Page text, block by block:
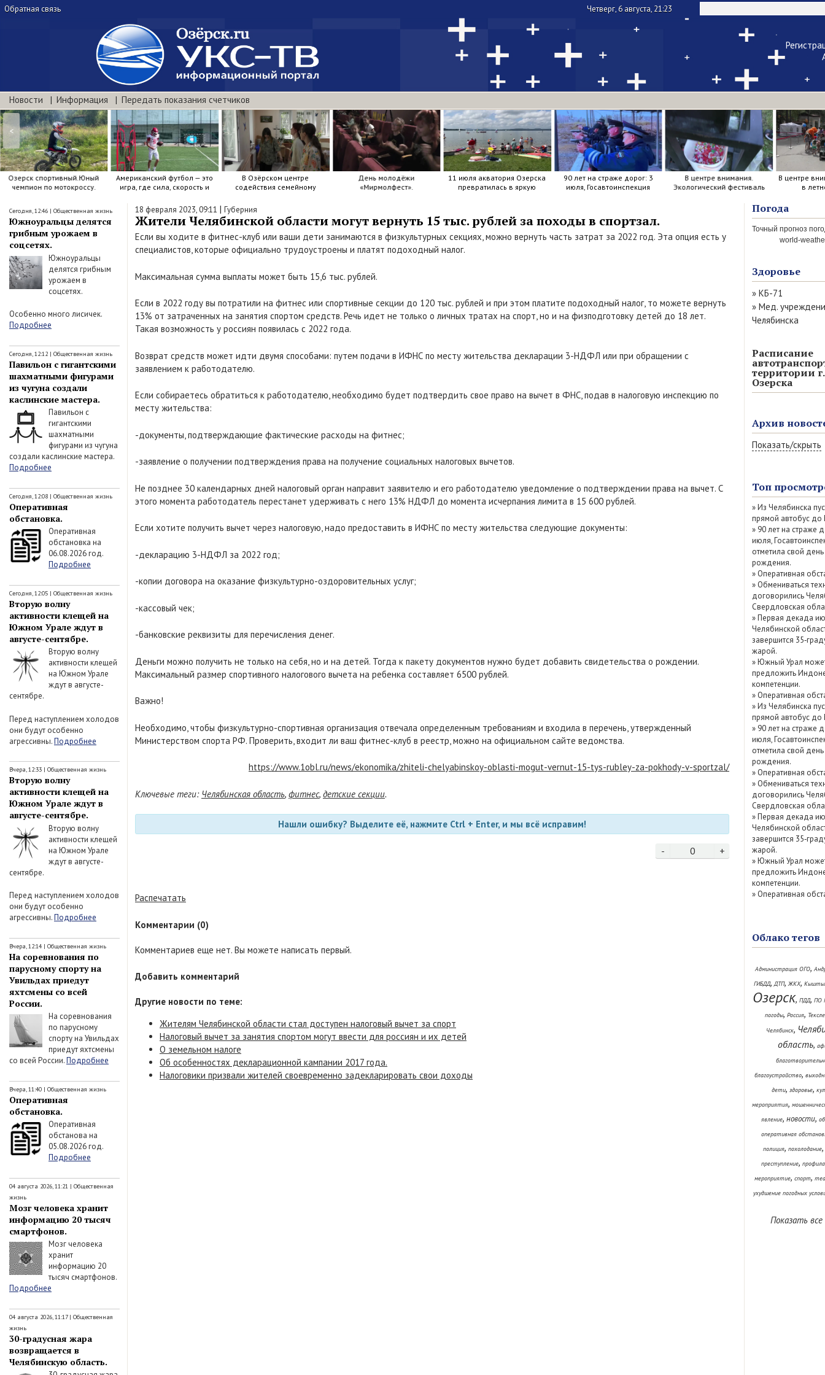
Обратная связь Четверг, 6 августа, 21:23
Чужой
Напомнить
Новости Информация Передать показания счетчиков
Озерск спортивный.Юный
чемпион по мотокроссу.
Американский футбол — это
игра, где сила, скорость и
В Озёрском центре
содействия семейному
День молодёжи
«Мирмолфест».
11 июля акватория Озерска
превратилась в яркую
90 лет на страже дорог: 3
июля, Госавтоинспекция
В центре внимания.
Экологический фестиваль
В центре
в
<
Сегодня, 12:46 | Общественная жизнь
Южноуральцы делятся
грибным урожаем в
соцсетях.
Южноуральцы
делятся грибным
урожаем в
соцсетях.
Особенно много лисичек.
Подробнее
Сегодня, 12:12 | Общественная жизнь
Павильон с гигантскими
шахматными фигурами
из чугуна создали
каслинские мастера.
Павильон с
гигантскими
шахматными
фигурами из чугуна
создали каслинские мастера.
Подробнее
Сегодня, 12:08 | Общественная жизнь
Оперативная
обстановка.
Оперативная
обстановка на
06.08.2026 год.
Подробнее
Сегодня, 12:05 | Общественная жизнь
Вторую волну
активности клещей на
Южном Урале ждут в
августе-сентябре.
Вторую волну
активности клещей
на Южном Урале
ждут в августе-
сентябре.
Перед наступлением холодов
они будут особенно
агрессивны.Подробнее
Вчера, 12:33 | Общественная жизнь
Вторую волну
активности клещей на
Южном Урале ждут в
августе-сентябре.
Вторую волну
активности клещей
на Южном Урале
ждут в августе-
сентябре.
Перед наступлением холодов
они будут особенно
агрессивны.Подробнее
Вчера, 12:14 | Общественная жизнь
На соревнования по
парусному спорту на
Увильдах приедут
яхтсмены со всей
России.
На соревнования
по парусному
спорту на Увильдах
приедут яхтсмены
со всей России.Подробнее
Вчера, 11:40 | Общественная жизнь
Оперативная
обстановка.
Оперативная
обстанова на
05.08.2026 год.
Подробнее
04 августа 2026, 11:21 | Общественная
жизнь
Мозг человека хранит
информацию 20 тысяч
смартфонов.
Мозг человека
хранит
информацию 20
тысяч смартфонов.
Подробнее
04 августа 2026, 11:17| Общественная
жизнь
30-градусная жара
возвращается в
Челябинскую область.
18 февраля 2023, 09:11 | Губерния
Жители Челябинской области могут вернуть 15 тыс. рублей за походы в спортзал.
Если вы ходите в фитнес-клуб или ваши дети занимаются в физкультурных секциях, можно вернуть часть затрат за 2022 год. Эта опция есть у
специалистов, которые официально трудоустроены и платят подоходный налог.
Максимальная сумма выплаты может быть 15,6 тыс. рублей.
Если в 2022 году вы потратили на фитнес или спортивные секции до 120 тыс. рублей и при этом платите подоходный налог, то можете вернуть
13% от затраченных на занятия спортом средств. Речь идет не только о личных тратах на спорт, но и на физподготовку детей до 18 лет.
Такая возможность у россиян появилась с 2022 года.
Возврат средств может идти двумя способами: путем подачи в ИФНС по месту жительства декларации 3-НДФЛ или при обращении с
заявлением к работодателю.
Если собираетесь обратиться к работодателю, необходимо будет подтвердить свое право на вычет в ФНС, подав в налоговую инспекцию по
месту жительства:
-документы, подтверждающие фактические расходы на фитнес;
-заявление о получении подтверждения права на получение социальных налоговых вычетов.
Не позднее 30 календарных дней налоговый орган направит заявителю и его работодателю уведомление о подтверждении права на вычет. С
этого момента работодатель перестанет удерживать с него 13% НДФЛ до момента исчерпания лимита в 15 600 рублей.
Если хотите получить вычет через налоговую, надо предоставить в ИФНС по месту жительства следующие документы:
-декларацию 3-НДФЛ за 2022 год;
-копии договора на оказание физкультурно-оздоровительных услуг;
-кассовый чек;
-банковские реквизиты для перечисления денег.
Деньги можно получить не только на себя, но и на детей. Тогда к пакету документов нужно будет добавить свидетельства о рождении.
Максимальный размер спортивного налогового вычета на ребенка составляет 6500 рублей.
Важно!
Необходимо, чтобы физкультурно-спортивная организация отвечала определенным требованиям и входила в перечень, утвержденный
Министерством спорта РФ. Проверить, входит ли ваш фитнес-клуб в реестр, можно на официальном сайте ведомства.
https://www.1obl.ru/news/ekonomika/zhiteli-chelyabinskoy-oblasti-mogut-vernut-15-tys-rubley-za-pokhody-v-sportzal/
Ключевые теги: Челябинская область, фитнес, детские секции.
Нашли ошибку? Выделите её, нажмите Ctrl + Enter, и мы всё исправим!
- 0 +
Распечатать
Комментарии (0)
Комментариев еще нет. Вы можете написать первый.
Добавить комментарий
Другие новости по теме:
Жителям Челябинской области стал доступен налоговый вычет за спорт
Налоговый вычет за занятия спортом могут ввести для россиян и их детей
О земельном налоге
Об особенностях декларационной кампании 2017 года.
Налоговики призвали жителей своевременно задекларировать свои доходы
Погода
world-
Здоровье
» КБ-71
» Мед.
Челябинска
Расписание
территории г.
Озерска
Архив
Показать/скрыть
Июль 2026 (77)
Июнь 2026 (52)
Май 2026 (69)
Апрель 2026
Март 2026 (79)
Показать /
архив
Топ
»Из Челябинска
прямой автобус
» 90 лет на страже
июля,
отметила свой день
рождения.
» Оперативная
» Обмениваться
договорились
Свердловская
»Первая декада
Челябинской
завершится
жарой.
»Южный Урал
предложить
компетенции.
» Оперативная
»Из Челябинска
прямой автобус
» 90 лет на страже
июля,
отметила свой день
рождения.
» Оперативная
» Обмениваться
договорились
Свердловская
»Первая декада
Челябинской
завершится
жарой.
»Южный Урал
предложить
компетенции.
» Оперативная
Облако тегов
Администрация ОГО,
ГИБДД,ДТП, ЖКХ,
Озерск, ПДД, ПО
погоды, Россия,
Челябинск,
область,
благоустройство,
дети, здоровье,
мероприятия,
явление, новости,
оперативная
полиция, похолодание,
преступление,
мероприятие, спорт,
ухудшение погодных
Показать